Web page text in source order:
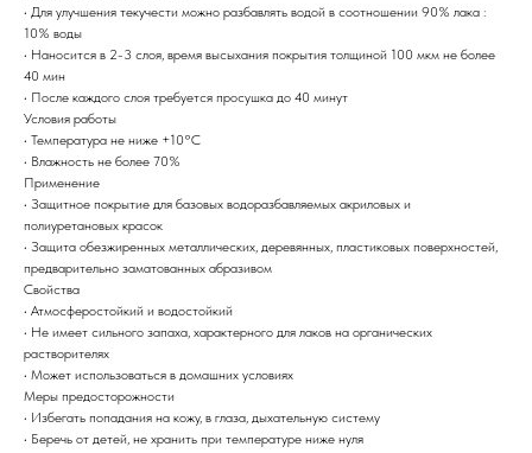
• Для улучшения текучести можно разбавлять водой в соотношении 90% лака :
10% воды
• Наносится в 2-3 слоя, время высыхания покрытия толщиной 100 мкм не более
40 мин
• После каждого слоя требуется просушка до 40 минут
Условия работы
• Температура не ниже +10°С
• Влажность не более 70%
Применение
• Защитное покрытие для базовых водоразбавляемых акриловых и
полиуретановых красок
• Защита обезжиренных металлических, деревянных, пластиковых поверхностей,
предварительно заматованных абразивом
Свойства
• Атмосферостойкий и водостойкий
• Не имеет сильного запаха, характерного для лаков на органических
растворителях
• Может использоваться в домашних условиях
Меры предосторожности
• Избегать попадания на кожу, в глаза, дыхательную систему
• Беречь от детей, не хранить при температуре ниже нуля